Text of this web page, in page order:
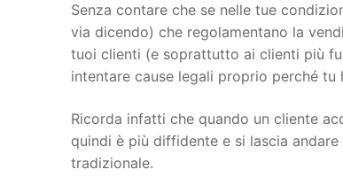
Senza contare che se nelle tue
via dicendo) che regolamentano la
tuoi clienti (e soprattutto ai clienti più
intentare cause legali proprio perché
Ricorda infatti che quando un cliente
quindi è più diffidente e si lascia
tradizionale.